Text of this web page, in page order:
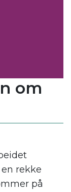
om
rekke
på